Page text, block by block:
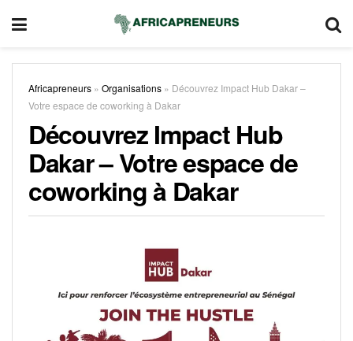
Africapreneurs » Organisations » Découvrez Impact Hub Dakar –
Votre espace de coworking à Dakar
Découvrez Impact Hub
Dakar – Votre espace de
coworking à Dakar